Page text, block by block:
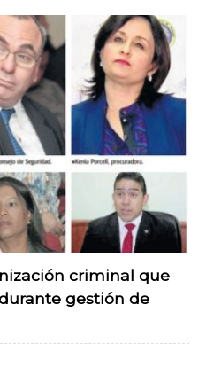
criminal que
gestión de